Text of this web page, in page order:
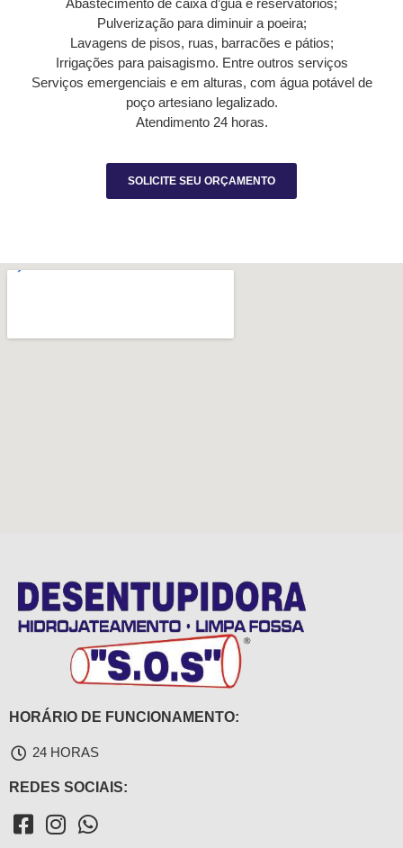
Abastecimento de caixa d’gua e reservatórios;
Pulverização para diminuir a poeira;
Lavagens de pisos, ruas, barracões e pátios;
Irrigações para paisagismo. Entre outros serviços
Serviços emergenciais e em alturas, com água potável de
poço artesiano legalizado.
Atendimento 24 horas.
SOLICITE SEU ORÇAMENTO
HORÁRIO DE FUNCIONAMENTO:
24 HORAS
REDES SOCIAIS: